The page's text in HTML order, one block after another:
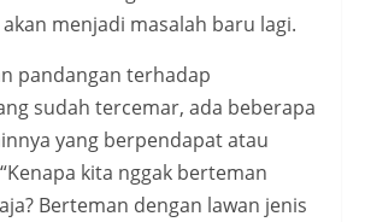
menjadi masalah baru lagi.
pandangan terhadap
sudah tercemar, ada beberapa
yang berpendapat atau
kita nggak berteman
Berteman dengan lawan jenis